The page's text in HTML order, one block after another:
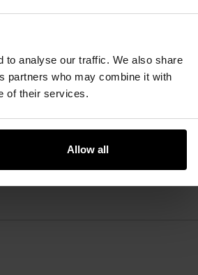
to analyse our traffic. We also share
partners who may combine it with
of their services.
Allow all
nie tylko w warunkach
roślinne. To jeden z najbardziej